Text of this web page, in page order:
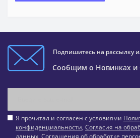
Подпишитесь на рассылку
Сообщим о Новинках и
Я прочитал и согласен с условиями
конфиденциальности, Согласия на
данных Соглашения об обработке